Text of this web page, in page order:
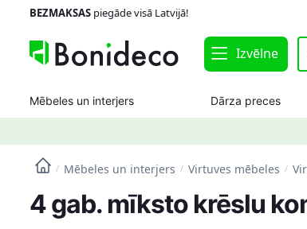
navigation
content
BEZMAKSASpiegāde visā Latvijā!
Izvēlne
Mēbeles un interjers Dārza preces
/ Mēbeles un interjers / Virtuves mēbeles /
4 gab. mīksto krēslu